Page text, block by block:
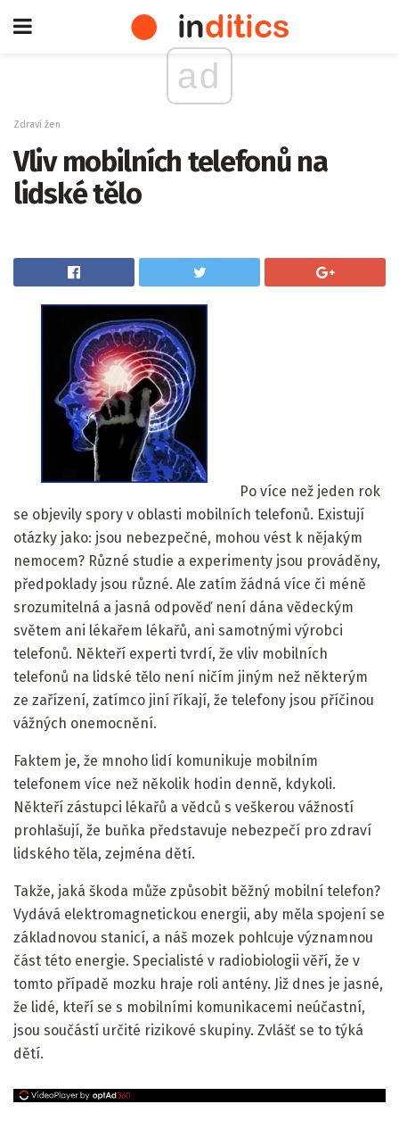
ad
Zdraví žen
Vliv mobilních telefonů na
lidské tělo
Po více než jeden rok
se objevily spory v oblasti mobilních telefonů. Existují
otázky jako: jsou nebezpečné, mohou vést k nějakým
nemocem? Různé studie a experimenty jsou prováděny,
předpoklady jsou různé. Ale zatím žádná více či méně
srozumitelná a jasná odpověď není dána vědeckým
světem ani lékařem lékařů, ani samotnými výrobci
telefonů. Někteří experti tvrdí, že vliv mobilních
telefonů na lidské tělo není ničím jiným než některým
ze zařízení, zatímco jiní říkají, že telefony jsou příčinou
vážných onemocnění.
Faktem je, že mnoho lidí komunikuje mobilním
telefonem více než několik hodin denně, kdykoli.
Někteří zástupci lékařů a vědců s veškerou vážností
prohlašují, že buňka představuje nebezpečí pro zdraví
lidského těla, zejména dětí.
Takže, jaká škoda může způsobit běžný mobilní telefon?
Vydává elektromagnetickou energii, aby měla spojení se
základnovou stanicí, a náš mozek pohlcuje významnou
část této energie. Specialisté v radiobiologii věří, že v
tomto případě mozku hraje roli antény. Již dnes je jasné,
že lidé, kteří se s mobilními komunikacemi neúčastní,
jsou součástí určité rizikové skupiny. Zvlášť se to týká
dětí.